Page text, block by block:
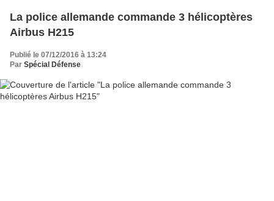
La police allemande commande 3 hélicoptères
Airbus H215
Publié le 07/12/2016 à 13:24
Par Spécial Défense